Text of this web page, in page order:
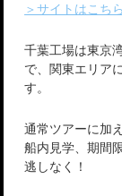
＞サイトはこちら
千葉工場は東京
で、関東エリア
す。
通常ツアーに加
船内見学、期間
逃しなく！